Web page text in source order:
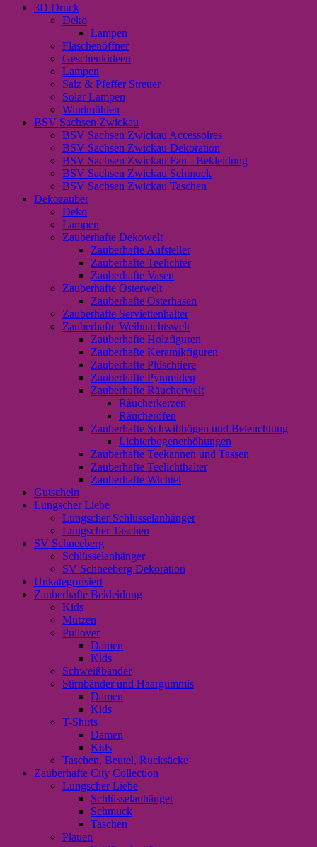
3D Druck
Deko
Lampen
Flaschenöffner
Geschenkideen
Lampen
Salz & Pfeffer Streuer
Solar Lampen
Windmühlen
BSV Sachsen Zwickau
BSV Sachsen Zwickau Accessoires
BSV Sachsen Zwickau Dekoration
BSV Sachsen Zwickau Fan - Bekleidung
BSV Sachsen Zwickau Schmuck
BSV Sachsen Zwickau Taschen
Dekozauber
Deko
Lampen
Zauberhafte Dekowelt
Zauberhafte Aufsteller
Zauberhafte Teelichter
Zauberhafte Vasen
Zauberhafte Osterwelt
Zauberhafte Osterhasen
Zauberhafte Serviettenhalter
Zauberhafte Weihnachtswelt
Zauberhafte Holzfiguren
Zauberhafte Keramikfiguren
Zauberhafte Plüschtiere
Zauberhafte Pyramiden
Zauberhafte Räucherwelt
Räucherkerzen
Räucheröfen
Zauberhafte Schwibbögen und Beleuchtung
Lichterbogenerhöhungen
Zauberhafte Teekannen und Tassen
Zauberhafte Teelichthalter
Zauberhafte Wichtel
Gutschein
Lungscher Liebe
Lungscher Schlüsselanhänger
Lungscher Taschen
SV Schneeberg
Schlüsselanhänger
SV Schneeberg Dekoration
Unkategorisiert
Zauberhafte Bekleidung
Kids
Mützen
Pullover
Damen
Kids
Schweißbänder
Stirnbänder und Haargummis
Damen
Kids
T-Shirts
Damen
Kids
Taschen, Beutel, Rucksäcke
Zauberhafte City Collection
Lungscher Liebe
Schlüsselanhänger
Schmuck
Taschen
Plauen